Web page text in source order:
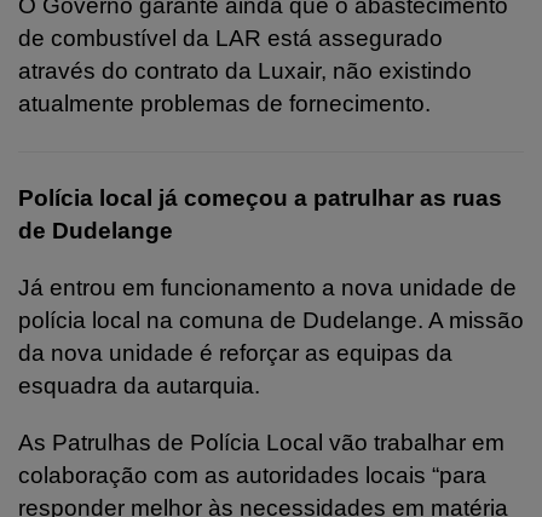
O Governo garante ainda que o abastecimento
de combustível da LAR está assegurado
através do contrato da Luxair, não existindo
atualmente problemas de fornecimento.
Polícia local já começou a patrulhar as ruas
de Dudelange
Já entrou em funcionamento a nova unidade de
polícia local na comuna de Dudelange. A missão
da nova unidade é reforçar as equipas da
esquadra da autarquia.
As Patrulhas de Polícia Local vão trabalhar em
colaboração com as autoridades locais “para
responder melhor às necessidades em matéria